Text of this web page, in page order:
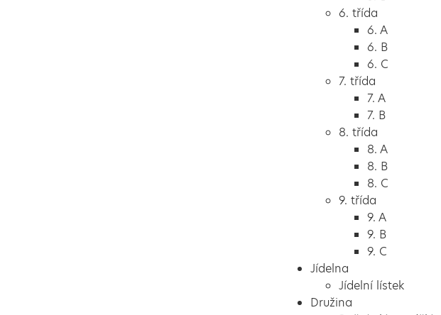
6. třída
6. A
6. B
6. C
7. třída
7. A
7. B
8. třída
8. A
8. B
8. C
9. třída
9. A
9. B
9. C
Jídelna
Jídelní lístek
Družina